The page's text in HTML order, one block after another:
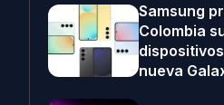
Samsung
Colombia
nueva